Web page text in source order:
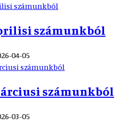
számunkból
04-05
számunkból
03-05